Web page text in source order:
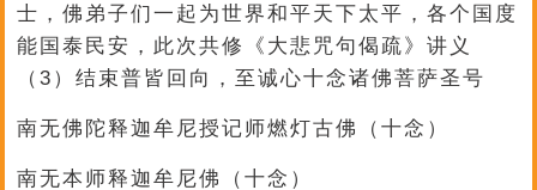
士，佛弟子们一起为世界和平天下太平，各个国度
能国泰民安，此次共修《大悲咒句偈疏》讲义
（3）结束普皆回向，至诚心十念诸佛菩萨圣号
南无佛陀释迦牟尼授记师燃灯古佛（十念）
南无本师释迦牟尼佛（十念）